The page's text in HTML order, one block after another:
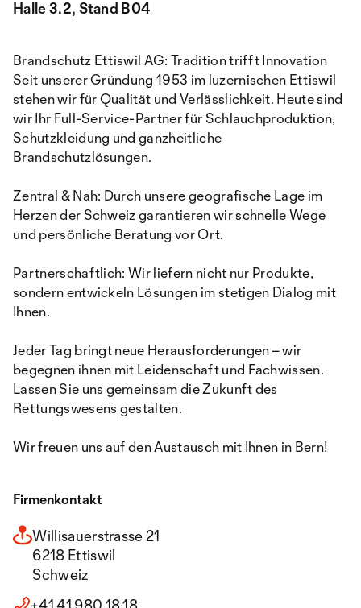
Halle 3.2, Stand B04
Brandschutz Ettiswil AG: Tradition trifft Innovation
Seit unserer Gründung 1953 im luzernischen Ettiswil
stehen wir für Qualität und Verlässlichkeit. Heute sind
wir Ihr Full-Service-Partner für Schlauchproduktion,
Schutzkleidung und ganzheitliche
Brandschutzlösungen.
Zentral & Nah: Durch unsere geografische Lage im
Herzen der Schweiz garantieren wir schnelle Wege
und persönliche Beratung vor Ort.
Partnerschaftlich: Wir liefern nicht nur Produkte,
sondern entwickeln Lösungen im stetigen Dialog mit
Ihnen.
Jeder Tag bringt neue Herausforderungen – wir
begegnen ihnen mit Leidenschaft und Fachwissen.
Lassen Sie uns gemeinsam die Zukunft des
Rettungswesens gestalten.
Wir freuen uns auf den Austausch mit Ihnen in Bern!
Firmenkontakt
Willisauerstrasse 21
6218 Ettiswil
Schweiz